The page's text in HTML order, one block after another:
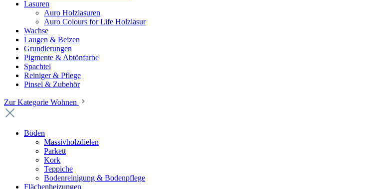
Lasuren
Auro Holzlasuren
Auro Colours for Life Holzlasur
Wachse
Laugen & Beizen
Grundierungen
Pigmente & Abtönfarbe
Spachtel
Reiniger & Pflege
Pinsel & Zubehör
Zur Kategorie Wohnen
Böden
Massivholzdielen
Parkett
Kork
Teppiche
Bodenreinigung & Bodenpflege
Flächenheizungen